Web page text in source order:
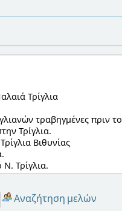
Αναζήτηση μελών